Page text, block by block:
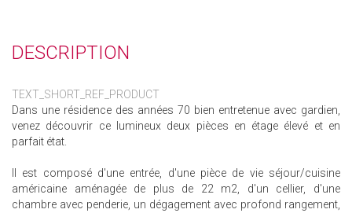
DESCRIPTION
TEXT_SHORT_REF_PRODUCT
Dans une résidence des années 70 bien entretenue avec gardien,
venez découvrir ce lumineux deux pièces en étage élevé et en
parfait état.
Il est composé d'une entrée, d'une pièce de vie séjour/cuisine
américaine aménagée de plus de 22 m2, d'un cellier, d'une
chambre avec penderie, un dégagement avec profond rangement,